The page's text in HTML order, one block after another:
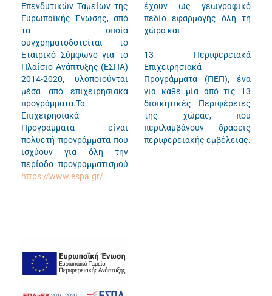
Επενδυτικών Ταμείων της
Ευρωπαϊκής Ένωσης, από
τα οποία
συγχρηματοδοτείται το
Εταιρικό Σύμφωνο για το
Πλαίσιο Ανάπτυξης (ΕΣΠΑ)
2014-2020, υλοποιούνται
μέσα από επιχειρησιακά
προγράμματα.Τα
Επιχειρησιακά
Προγράμματα είναι
πολυετή προγράμματα που
ισχύουν για όλη την
περίοδο προγραμματισμού
έχουν ως γεωγραφικό
πεδίο εφαρμογής όλη τη
χώρα και
13 Περιφερειακά
Επιχειρησιακά
Προγράμματα (ΠΕΠ), ένα
για κάθε μία από τις 13
διοικητικές Περιφέρειες
της χώρας, που
περιλαμβάνουν δράσεις
περιφερειακής εμβέλειας.
https://www.espa.gr/